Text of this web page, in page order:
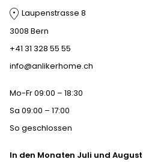
Laupenstrasse 8
3008 Bern
+41 31 328 55 55
info@anlikerhome.ch
Mo-Fr 09:00 – 18:30
Sa 09:00 – 17:00
So geschlossen
In den Monaten Juli und August